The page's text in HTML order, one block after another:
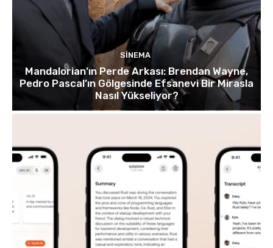
SINEMA
Mandalorian’ın Perde Arkası: Brendan Wayne,
Pedro Pascal’ın Gölgesinde Efsanevi Bir Mirasla
Nasıl Yükseliyor?